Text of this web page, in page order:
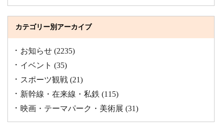
カテゴリー別アーカイブ
お知らせ (2235)
イベント (35)
スポーツ観戦 (21)
新幹線・在来線・私鉄 (115)
映画・テーマパーク・美術展 (31)